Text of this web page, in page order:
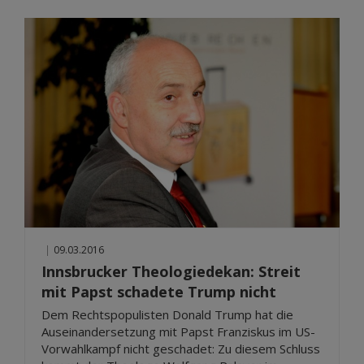
Aug 2026
Apr 2026
Jan 2026
| 09.03.2016
Innsbrucker Theologiedekan: Streit
mit Papst schadete Trump nicht
Dem Rechtspopulisten Donald Trump hat die
Auseinandersetzung mit Papst Franziskus im US-
Vorwahlkampf nicht geschadet: Zu diesem Schluss